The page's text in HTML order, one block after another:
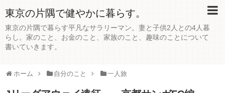
東京の片隅で健やかに暮らす。
東京の片隅で暮らす平凡なサラリーマン。妻と子供2人との4人暮
らし。家のこと、お金のこと、家族のこと、趣味のことについて
書いていきます。
ホーム 自分のこと 一人旅